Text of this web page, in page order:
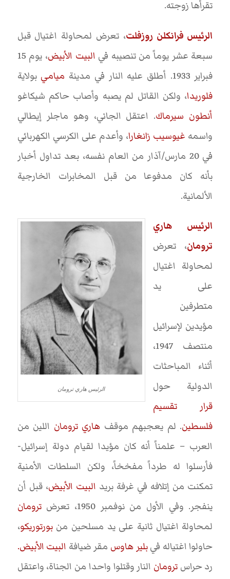
تقرأها زوجته.
الرئيس فرانكلن روزفلت، تعرض لمحاولة اغتيال قبل
سبعة عشر يوماً من تنصيبه في البيت الأبيض
، يوم 15
فبراير 1933. أطلق عليه النار في مدينة
ميامي بولاية
فلوريدا، ولكن القاتل لم يصبه وأصاب حاكم شيكاغو
أنطون سيرماك. اعتقل الجاني، وهو ماجلر إيطالي
واسمه غيوسيب زانغارا، وأعدم على الكرسي الكهربائي
في 20 مارس/آذار من العام نفسه، بعد تداول أخبار
بأنه كان مدفوعا من قبل المخابرات الخارجية
الألمانية.
الرئيس هاري ترومان
الرئيس هاري
ترومان، تعرض
لمحاولة اغتيال
على يد
متطرفين
مؤيدين لإسرائيل
منتصف 1947،
أثناء المباحثات
الدولية حول
قرار تقسيم
فلسطين. لم يعجبهم موقف هاري ترومان اللين من
العرب – علمناً أنه كان مؤيدا لقيام دولة إسرائيل-
فأرسلوا له طرداً مفخخاً، ولكن السلطات الأمنية
تمكنت من إتلافه في غرفة بريد البيت الأبيض، قبل أن
ينفجر. وفي الأول من نوفمبر 1950، تعرض
ترومان
لمحاولة اغتيال ثانية على يد مسلحين منبورتوريكو،
حاولوا اغتياله فيبلير هاوس مقر ضيافة البيت الأبيض.
رد حراسترومان النار وقتلوا واحدا من الجناة، واعتقل